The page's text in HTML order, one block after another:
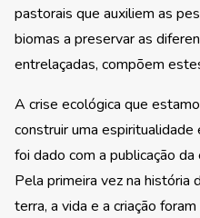
pastorais que auxiliem as
biomas a preservar as
entrelaçadas, compõem
A crise ecológica que
construir uma
foi dado com a publicação da
Pela primeira vez na história
terra, a vida e a criação